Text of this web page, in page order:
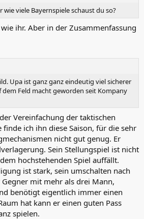
viele Bayernspiele schaust du so?
ihr. Aber in der Zusammenfassung
Upa ist ganz ganz eindeutig viel sicherer
dem Feld macht geworden seit Kompany
Vereinfachung der taktischen
ich ihn diese Saison, für die sehr
nicht gut genug. Er
Sein Stellungspiel ist nicht
hochstehenden Spiel auffällt.
ist stark, sein umschalten nach
mit mehr als drei Mann,
benötigt eigentlich immer einen
hat kann er einen guten Pass
spielen.